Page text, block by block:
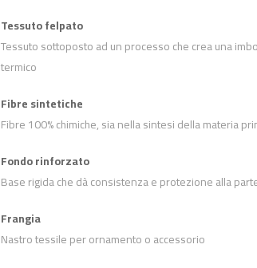
Tessuto felpato
Tessuto sottoposto ad un processo che crea una
termico
Fibre sintetiche
Fibre 100% chimiche, sia nella sintesi della materia
Fondo rinforzato
Base rigida che dà consistenza e protezione alla
Frangia
Nastro tessile per ornamento o accessorio